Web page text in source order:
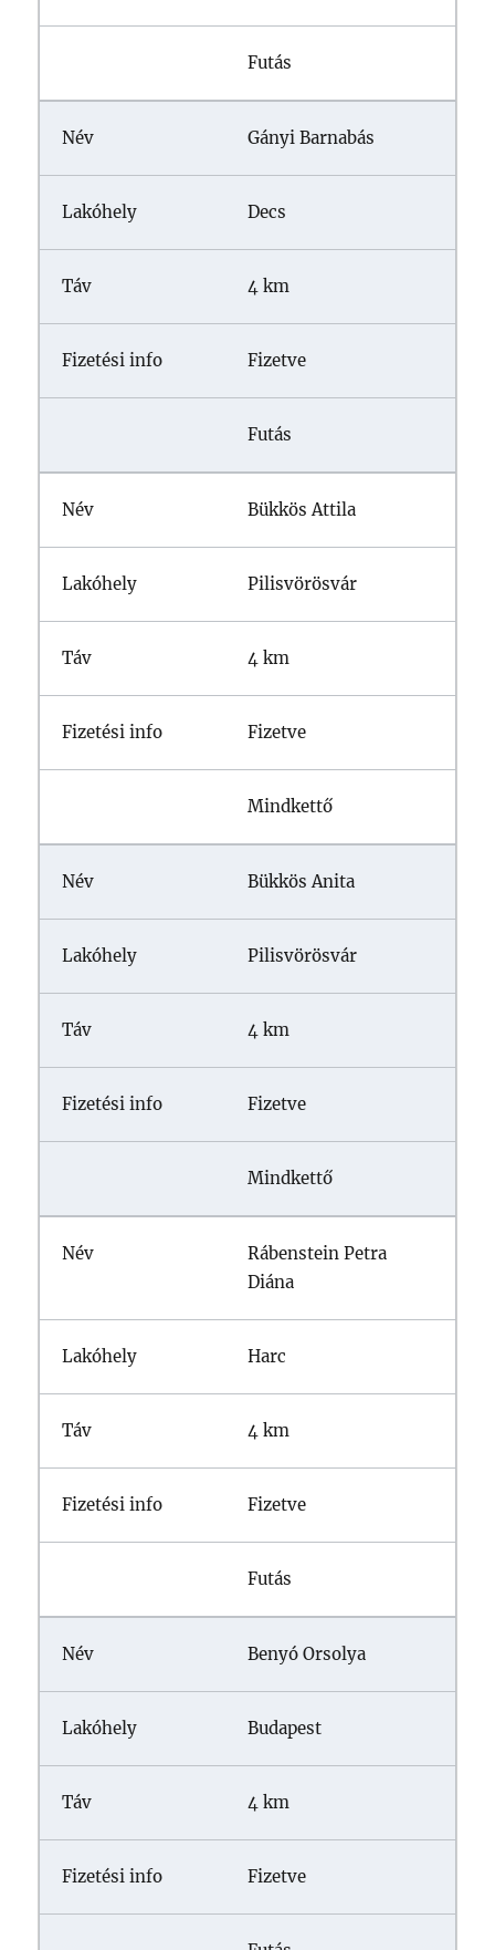
Futás
Gányi Barnabás
Decs
4 km
Fizetve
Futás
Bükkös Attila
Pilisvörösvár
4 km
Fizetve
Mindkettő
Bükkös Anita
Pilisvörösvár
4 km
Fizetve
Mindkettő
Rábenstein Petra
Diána
Harc
4 km
Fizetve
Futás
Benyó Orsolya
Budapest
4 km
Fizetve